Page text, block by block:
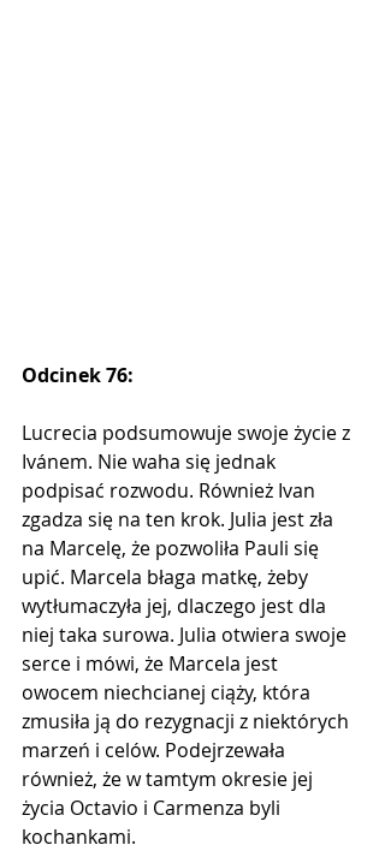
Odcinek 76:
Lucrecia podsumowuje swoje życie z
Ivánem. Nie waha się jednak
podpisać rozwodu. Również Ivan
zgadza się na ten krok. Julia jest zła
na Marcelę, że pozwoliła Pauli się
upić. Marcela błaga matkę, żeby
wytłumaczyła jej, dlaczego jest dla
niej taka surowa. Julia otwiera swoje
serce i mówi, że Marcela jest
owocem niechcianej ciąży, która
zmusiła ją do rezygnacji z niektórych
marzeń i celów. Podejrzewała
również, że w tamtym okresie jej
życia Octavio i Carmenza byli
kochankami.